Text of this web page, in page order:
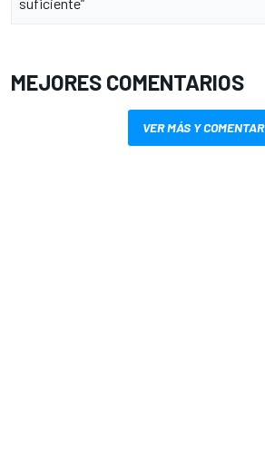
MEJORES COMENTARIOS
VER MÁS Y COMENTAR